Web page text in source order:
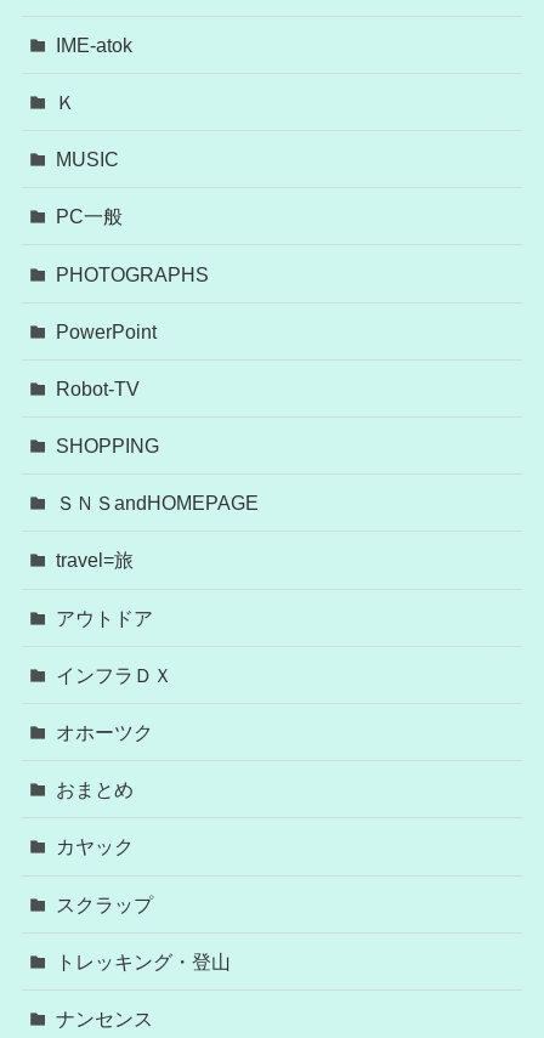
IME-atok
Ｋ
MUSIC
PC一般
PHOTOGRAPHS
PowerPoint
Robot-TV
SHOPPING
ＳＮＳandHOMEPAGE
travel=旅
アウトドア
インフラＤＸ
オホーツク
おまとめ
カヤック
スクラップ
トレッキング・登山
ナンセンス